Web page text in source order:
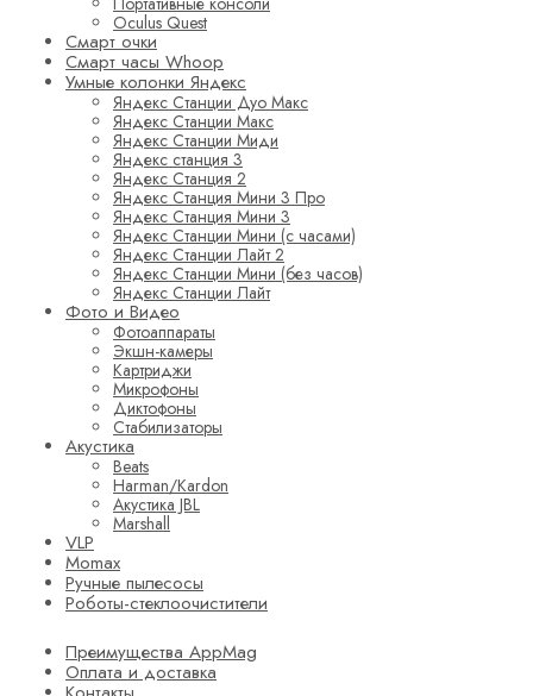
Oculus Quest
Смарт очки
Смарт часы Whoop
Умные колонки Яндекс
Яндекс Станции Дуо Макс
Яндекс Станции Макс
Яндекс Станции Миди
Яндекс станция 3
Яндекс Станция 2
Яндекс Станция Мини 3 Про
Яндекс Станция Мини 3
Яндекс Станции Мини (с часами)
Яндекс Станции Лайт 2
Яндекс Станции Мини (без часов)
Яндекс Станции Лайт
Фото и Видео
Фотоаппараты
Экшн-камеры
Картриджи
Микрофоны
Диктофоны
Стабилизаторы
Акустика
Beats
Harman/Kardon
Акустика JBL
Marshall
VLP
Momax
Ручные пылесосы
Роботы-стеклоочистители
Преимущества AppMag
Оплата и доставка